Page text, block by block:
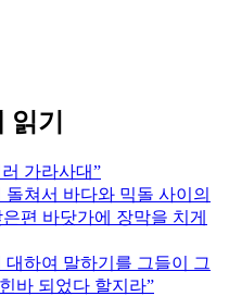
기
가라사대
쳐서 바다와 믹돌 사이의
편 바닷가에 장막을 치게
하여 말하기를 그들이 그
바 되었다 할지라